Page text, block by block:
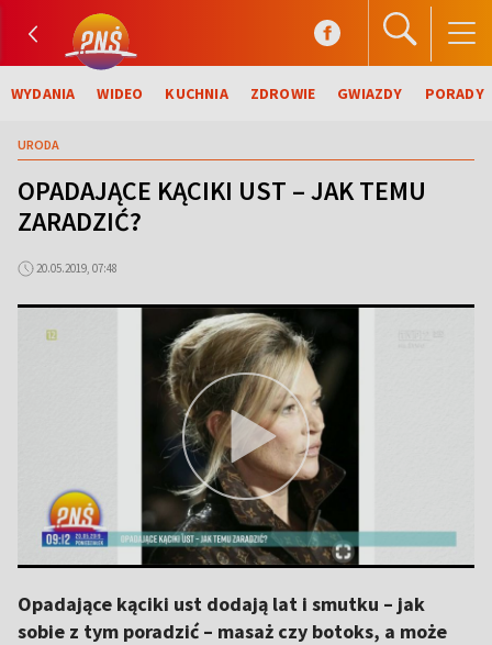
WYDANIA WIDEO KUCHNIA ZDROWIE GWIAZDY PORADY
URODA
OPADAJĄCE KĄCIKI UST – JAK TEMU
ZARADZIĆ?
20.05.2019, 07:48
Opadające kąciki ust dodają lat i smutku – jak
sobie z tym poradzić – masaż czy botoks, a może